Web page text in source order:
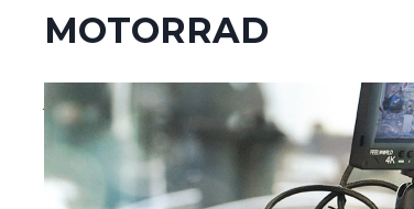
MOTORRAD
julio 29, 2022 agosto 22, 2022